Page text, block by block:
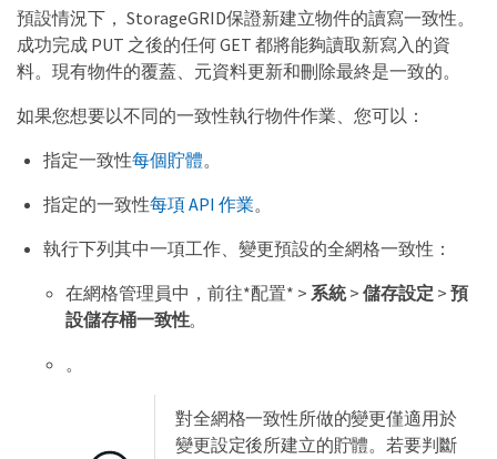
預設情況下， StorageGRID保證新建立物件的讀寫一致性。
成功完成 PUT 之後的任何 GET 都將能夠讀取新寫入的資
料。現有物件的覆蓋、元資料更新和刪除最終​​是一致的。
如果您想要以不同的一致性執行物件作業、您可以：
指定一致性每個貯體。
指定的一致性每項 API 作業。
執行下列其中一項工作、變更預設的全網格一致性：
在網格管理員中，前往*配置* > 系統> 儲存設定 > 預
設儲存桶一致性。
。
對全網格一致性所做的變更僅適用於
變更設定後所建立的貯體。若要判斷